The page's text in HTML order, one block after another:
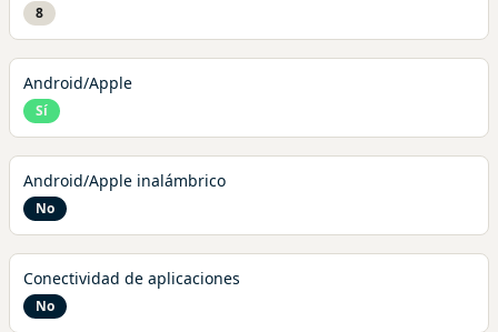
8
Android/Apple
Sí
Android/Apple inalámbrico
No
Conectividad de aplicaciones
No